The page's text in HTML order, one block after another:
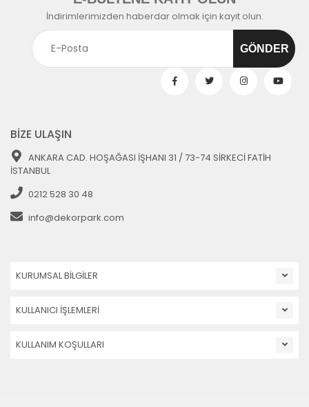
İndirimlerimizden haberdar olmak için kayıt olun.
BİZE ULAŞIN
ANKARA CAD. HOŞAĞASI İŞHANI 31 / 73-74 SİRKECİ FATİH
İSTANBUL
0212 528 30 48
info@dekorpark.com
KURUMSAL BİLGİLER
KULLANICI İŞLEMLERİ
KULLANIM KOŞULLARI